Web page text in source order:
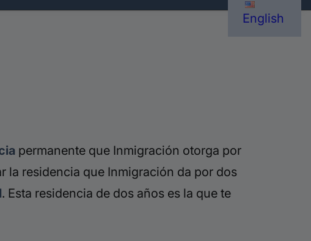
English
permanente que Inmigración otorga por
la residencia que Inmigración da por dos
. Esta residencia de dos años es la que te